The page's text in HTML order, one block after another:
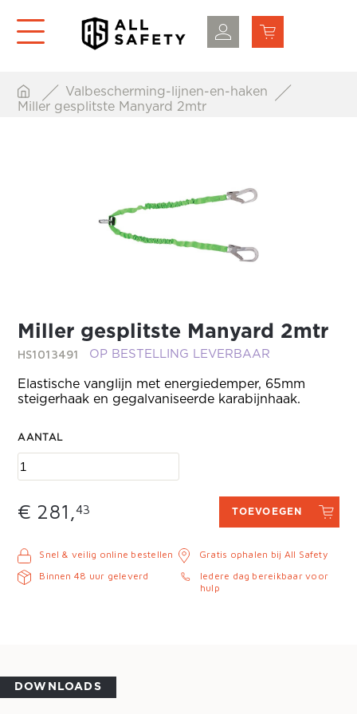
Valbescherming-lijnen-en-haken
Miller gesplitste Manyard 2mtr
Miller gesplitste Manyard 2mtr
HS1013491 OP BESTELLING LEVERBAAR
Elastische vanglijn met energiedemper, 65mm
steigerhaak en gegalvaniseerde karabijnhaak.
AANTAL
€ 281,43 TOEVOEGEN
Snel & veilig online bestellen
Binnen 48 uur geleverd
Gratis ophalen bij All Safety
Iedere dag bereikbaar voor
hulp
DOWNLOADS